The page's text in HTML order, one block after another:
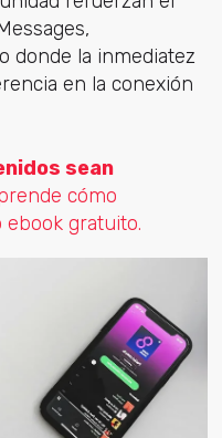
donde la inmediatez
en la conexión
sean
cómo
gratuito.